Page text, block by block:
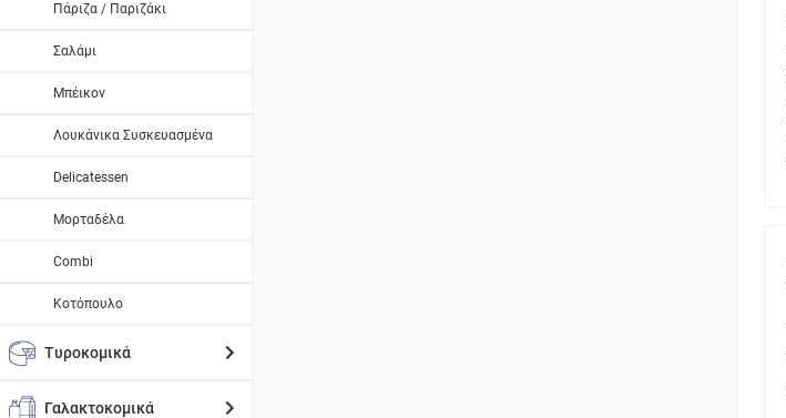
Πάριζα / Παριζάκι
Σαλάμι
Μπέικον
Λουκάνικα Συσκευασμένα
Delicatessen
Μορταδέλα
Combi
Κοτόπουλο
Τυροκομικά
Γαλακτοκομικά